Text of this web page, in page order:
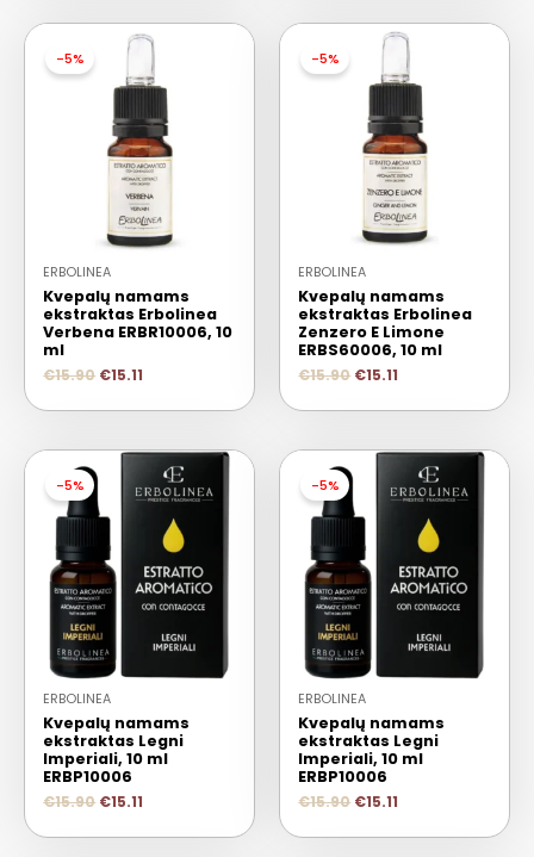
-5%
ERBOLINEA
Kvepalų namams
ekstraktas Erbolinea
Verbena ERBR10006, 10
ml
€15.90 €15.11
-5%
ERBOLINEA
Kvepalų namams
ekstraktas Erbolinea
Zenzero E Limone
ERBS60006, 10 ml
€15.90 €15.11
-5%
ERBOLINEA
Kvepalų namams
ekstraktas Legni
Imperiali, 10 ml
ERBP10006
€15.90 €15.11
-5%
ERBOLINEA
Kvepalų namams
ekstraktas Legni
Imperiali, 10 ml
ERBP10006
€15.90 €15.11